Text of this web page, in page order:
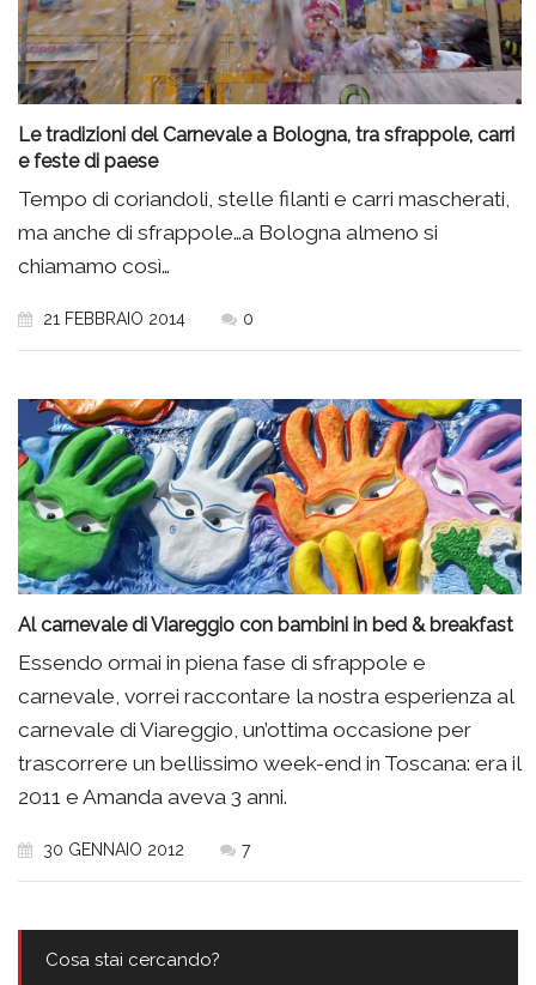
Le tradizioni del Carnevale a Bologna, tra sfrappole, carri
e feste di paese
Tempo di coriandoli, stelle filanti e carri mascherati,
ma anche di sfrappole…a Bologna almeno si
chiamamo così…
21 FEBBRAIO 2014 0
Al carnevale di Viareggio con bambini in bed & breakfast
Essendo ormai in piena fase di sfrappole e
carnevale, vorrei raccontare la nostra esperienza al
carnevale di Viareggio, un’ottima occasione per
trascorrere un bellissimo week-end in Toscana: era il
2011 e Amanda aveva 3 anni.
30 GENNAIO 2012 7
Cosa stai cercando?